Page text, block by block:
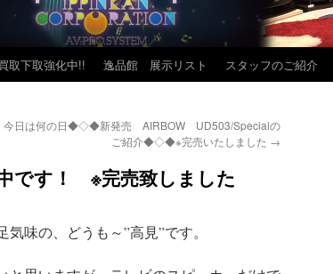
取下取強化中!! 逸品館 展示リスト スタッフのご紹介
今日は何の日◆◇◆新発売 AIRBOW UD503/Specialの
ご紹介◆◇◆※完売いたしました →
です！ ※完売致しました
味の、どうも～”高見”です。